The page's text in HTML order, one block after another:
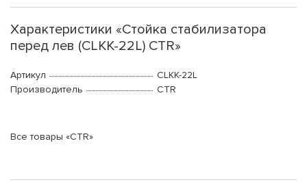
Характеристики «Стойка стабилизатора
перед лев (CLKK-22L) CTR»
Артикул
CLKK-22L
Производитель
CTR
Все товары «CTR»